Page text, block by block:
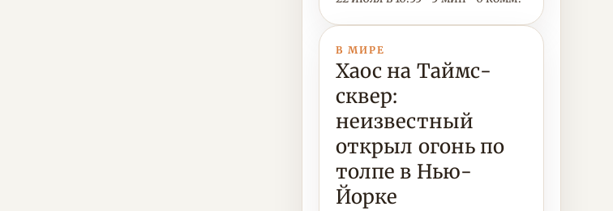
В МИРЕ
Хаос на Таймс-
сквер:
неизвестный
открыл огонь по
толпе в Нью-
Йорке